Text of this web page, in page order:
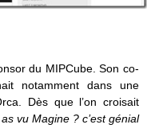
du MIPCube. Son co-
notamment dans une
Dès que l’on croisait
vu Magine ? c’est génial